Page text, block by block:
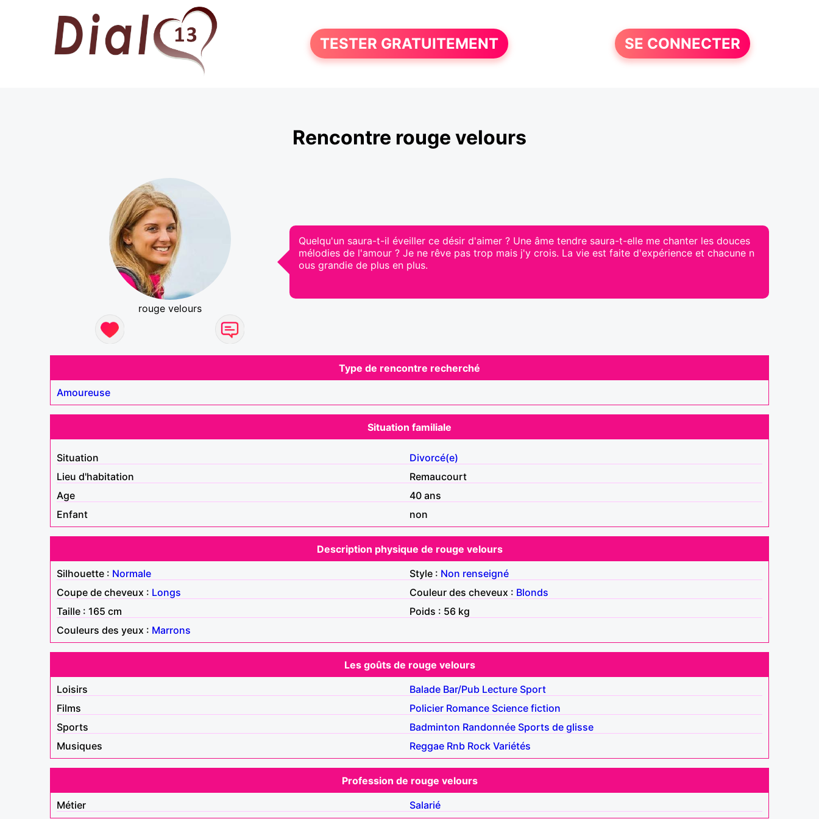
TESTER GRATUITEMENT SE CONNECTER
Rencontre rouge velours
rouge velours
Quelqu'un saura-t-il éveiller ce désir d'aimer ? Une âme tendre saura-t-elle me chanter les douces
mélodies de l'amour ? Je ne rêve pas trop mais j'y crois. La vie est faite d'expérience et chacune n
ous grandie de plus en plus.
Type de rencontre recherché
Amoureuse
Situation familiale
Situation
Divorcé(e)
Lieu d'habitation
Remaucourt
Age
40 ans
Enfant
non
Description physique de rouge velours
Silhouette : Normale Style : Non renseigné
Coupe de cheveux : Longs Couleur des cheveux : Blonds
Taille : 165 cm
Poids : 56 kg
Couleurs des yeux : Marrons
Les goûts de rouge velours
Loisirs
Balade Bar/Pub Lecture Sport
Films
Policier Romance Science fiction
Sports
Badminton Randonnée Sports de glisse
Musiques
Reggae Rnb Rock Variétés
Profession de rouge velours
Métier
Salarié